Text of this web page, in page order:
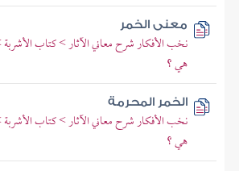
معنى الخمر
نخب الأفكار شرح معاني الآثار > كتاب
هي ؟
الخمر المحرمة
نخب الأفكار شرح معاني الآثار > كتاب
هي ؟